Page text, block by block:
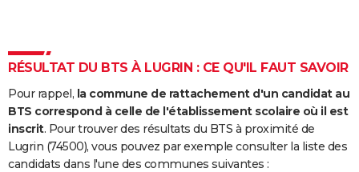
Carte de Noël
Carte Bonne année
Carte Saint-Valentin
Carte Pâques
Carte d'anniversaire
DICTIONNAIRE
Dictionnaire
Biographies
Citations
Expressions
Proverbes
PROGRAMME TV
COPAINS D'AVANT
S'inscrire
Se connecter
Lycées
Collèges
Primaires
Universités
Entreprises
Service militaire
Avis de recherche
AVIS DE DÉCÈS
RÉSULTAT DU BTS À LUGRIN : CE QU'IL FAUT SAVOIR
Pour rappel, la commune de rattachement d'un candidat au
BTS correspond à celle de l'établissement scolaire où il est
inscrit. Pour trouver des résultats du BTS à proximité de
Lugrin (74500), vous pouvez par exemple consulter la liste des
candidats dans l'une des communes suivantes :